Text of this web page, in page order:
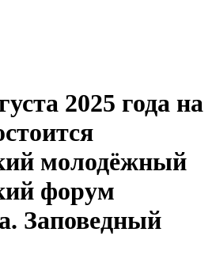
2025 года на
молодёжный
форум
Заповедный